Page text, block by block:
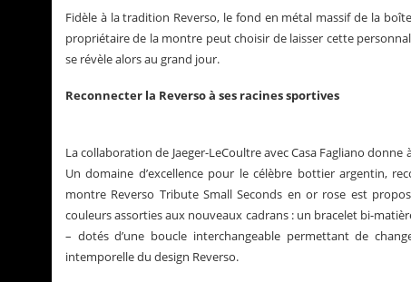
Fidèle à la tradition Reverso, le fond en métal massif de la
propriétaire de la montre peut choisir de laisser cette
se révèle alors au grand jour.
Reconnecter la Reverso à ses racines sportives
La collaboration de Jaeger-LeCoultre avec Casa Fagliano
Un domaine d’excellence pour le célèbre bottier argentin,
montre Reverso Tribute Small Seconds en or rose est
couleurs assorties aux nouveaux cadrans : un bracelet bi-
– dotés d’une boucle interchangeable permettant de
intemporelle du design Reverso.